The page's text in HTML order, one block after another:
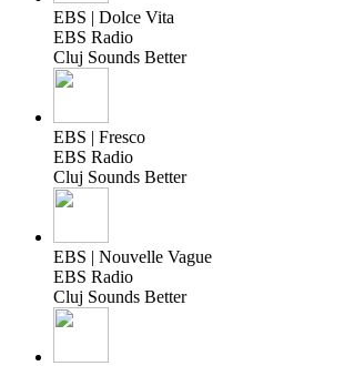
EBS | Dolce Vita
EBS Radio
Cluj Sounds Better
EBS | Fresco
EBS Radio
Cluj Sounds Better
EBS | Nouvelle Vague
EBS Radio
Cluj Sounds Better